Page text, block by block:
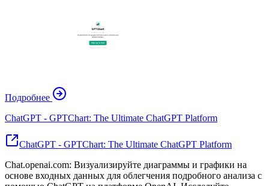
Подробнее
ChatGPT - GPTChart: The Ultimate ChatGPT Platform
ChatGPT - GPTChart: The Ultimate ChatGPT Platform
Chat.openai.com: Визуализируйте диаграммы и графики на
основе входных данных для облегчения подробного анализа с